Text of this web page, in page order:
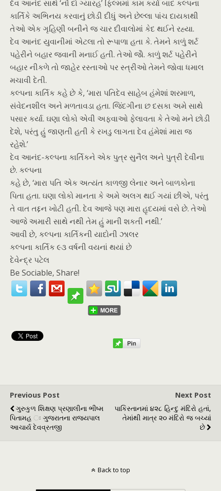
દેવ આનંદ સાથે ‘નૌ દો ગ્યારહ’ ફિલ્મમાં કામ કર્યા બાદ કલ્પના
કાર્તિકે અભિનય કરવાનું છોડી દીધું અને છેલ્લા પાંચ દાયકાથી
તેઓ એક ગૃહિણી બનીને જ ચાર દીવાલોમાં કેદ થઈને રહ્યા.
દેવ આનંદ યુવાનીમાં એટલા તો રૂપાળા હતા કે. તેમને કાળું શર્ટ
પહેરીને બહાર જવાની મનાઈ હતી. તેઓ જોે. કાળું શર્ટ પહેરીને
બહાર નીકળે તો જાહેર રસ્તાઓ પર સ્ત્રીઓ તેમને જોવા ધમાલ
મચાવી દેતી.
કલ્પના કાર્તિક કહે છે કે, ‘મારા પતિદેવ સાહેબ હંમેશાં શરમાળ,
સંવેદનશીલ અને મળતાવડા હતા. જિંદગીના છ દસકા અમે સાથે
પસાર કર્યા. ઘણા લોકો એવી અફવાઓ ફેલાવતા કે તેઓ મને છોડી
દેશે, પરંતુ હું જાણતી હતી કે રખડુ લાગતા દેવ હંમેશાં મારા જ
રહેશે.’
દેવ આનંદ-કલ્પના કાર્તિકને એક પુત્ર સુનૈલ અને પુત્રી દેવીના
છે. કલ્પના
કહે છે, ‘મારા પતિ એક અત્યંત કાળજી લેનાર અને બાળકોના
પિતા હતા. ઘણા લોકો માનતા કે અમે અલગ થઈ ગયાં છીએ, પરંતુ
તે વાત તદ્દન ખોટી હતી. દેવ આજે પણ મારા હૃદયમાં વસે છે. તેઓ
આજે અમારી સાથે નથી તેમ હું માની શકતી નથી.’
આવી છે, કલ્પના કાર્તિકની યાદોની ઝાલર
કલ્પના કાર્તિક ૯૩ વર્ષની વયનાં થયાં છે
દેવેન્દ્ર પટેલ
Be Sociable, Share!
Previous Post
ગુરુકુળ શિક્ષણ પ્રણાલીના ભીષ્મ
પિતામહ ઃ ગુજરાતના રાજ્યપાલ
આચાર્ય દેવવ્રતજી
Next Post
પાકિસ્તાનમાં ૪૨૮ હિન્દુ મંદિરો હતાં,
તેમાંથી માત્ર ૨૦ મંદિરો જ બચ્યાં
છે
Back to top